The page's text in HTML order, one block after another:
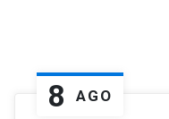
8 AGO